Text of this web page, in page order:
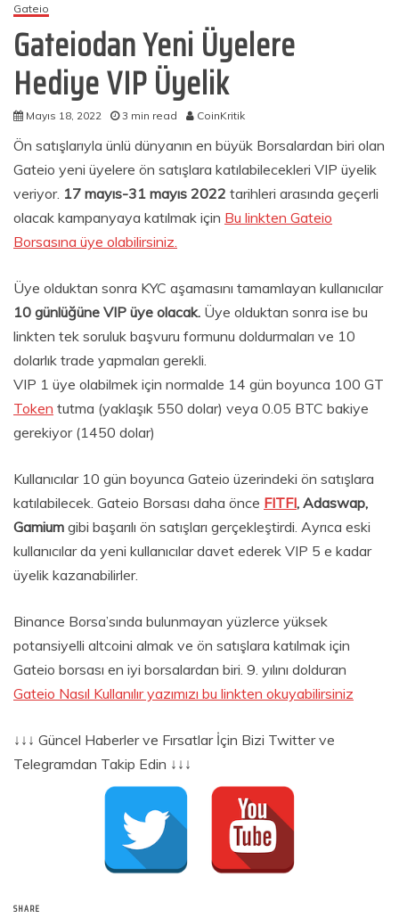
Gateio
Gateiodan Yeni Üyelere
Hediye VIP Üyelik
Mayıs 18, 2022 3 min read CoinKritik
Ön satışlarıyla ünlü dünyanın en büyük Borsalardan biri olan
Gateio yeni üyelere ön satışlara katılabilecekleri VIP üyelik
veriyor. 17 mayıs-31 mayıs 2022 tarihleri arasında geçerli
olacak kampanyaya katılmak için Bu linkten Gateio
Borsasına üye olabilirsiniz.
Üye olduktan sonra KYC aşamasını tamamlayan kullanıcılar
10 günlüğüne VIP üye olacak. Üye olduktan sonra ise bu
linkten tek soruluk başvuru formunu doldurmaları ve 10
dolarlık trade yapmaları gerekli.
VIP 1 üye olabilmek için normalde 14 gün boyunca 100 GT
Token tutma (yaklaşık 550 dolar) veya 0.05 BTC bakiye
gerekiyor (1450 dolar)
Kullanıcılar 10 gün boyunca Gateio üzerindeki ön satışlara
katılabilecek. Gateio Borsası daha önce FITFI, Adaswap,
Gamium gibi başarılı ön satışları gerçekleştirdi. Ayrıca eski
kullanıcılar da yeni kullanıcılar davet ederek VIP 5 e kadar
üyelik kazanabilirler.
Binance Borsa’sında bulunmayan yüzlerce yüksek
potansiyelli altcoini almak ve ön satışlara katılmak için
Gateio borsası en iyi borsalardan biri. 9. yılını dolduran
Gateio Nasıl Kullanılır yazımızı bu linkten okuyabilirsiniz
↓↓↓ Güncel Haberler ve Fırsatlar İçin Bizi Twitter ve
Telegramdan Takip Edin ↓↓↓
SHARE